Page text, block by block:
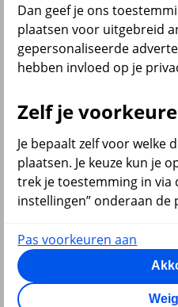
Sparen
Pensioen en lijfrente
Dan geef je ons
plaatsen voor uitgebreid
gepersonaliseerde
hebben invloed op je
Zelf je
Je bepaalt zelf voor welke
plaatsen. Je keuze kun je
trek je toestemming in via
instellingen” onderaan de
Pas voorkeuren aan